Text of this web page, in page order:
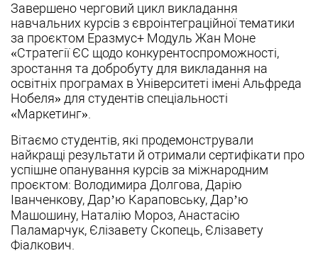
Завершено черговий цикл викладання
навчальних курсів з євроінтеграційної тематики
за проєктом Еразмус+ Модуль Жан Моне
«Стратегії ЄС щодо конкурентоспроможності,
зростання та добробуту для викладання на
освітніх програмах в Університеті імені Альфреда
Нобеля» для студентів спеціальності
«Маркетинг».
Вітаємо студентів, які продемонстрували
найкращі результати й отримали сертифікати про
успішне опанування курсів за міжнародним
проєктом: Володимира Долгова, Дарію
Іванченкову, Дар’ю Караповську, Дар’ю
Машошину, Наталію Мороз, Анастасію
Паламарчук, Єлізавету Скопець, Єлізавету
Фіалкович.